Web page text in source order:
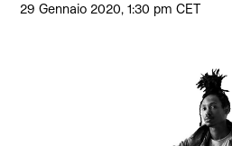
29 Gennaio 2020, 1:30 pm CET